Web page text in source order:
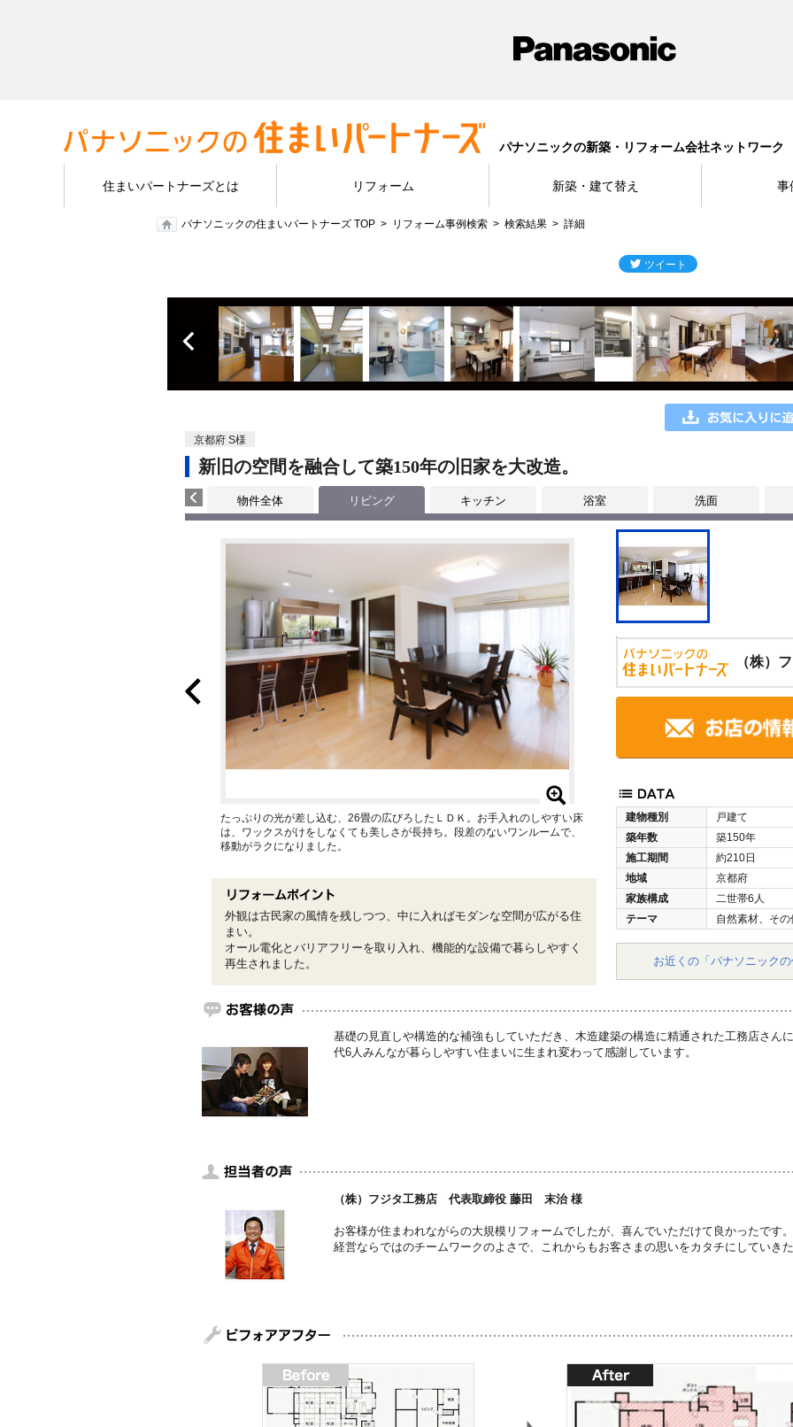
パナソニックの新築・リフォーム会社ネットワーク
住まいパートナーズとは リフォーム 新築・建て替え 事
パナソニックの住まいパートナーズ TOP リフォーム事例検索 検索結果 詳細
京都府 S様
新旧の空間を融合して築150年の旧家を大改造。
物件全体 リビング キッチン 浴室 洗面
（株）
建物種別
戸建て
築年数
築150年
施工期間
約210日
地域
京都府
家族構成
二世帯6人
テーマ
自然素材、その
お近くの「パナソニック
たっぷりの光が差し込む、26畳の広びろしたＬＤＫ。お手入れのしやすい床
は、ワックスがけをしなくても美しさが長持ち。段差のないワンルームで、
移動がラクになりました。
外観は古民家の風情を残しつつ、中に入ればモダンな空間が広がる住
まい。
オール電化とバリアフリーを取り入れ、機能的な設備で暮らしやすく
再生されました。
基礎の見直しや構造的な補強もしていただき、木造建築の構造に精通された工務店さん
代6人みんなが暮らしやすい住まいに生まれ変わって感謝しています。
（株）フジタ工務店 代表取締役 藤田 末治 様
お客様が住まわれながらの大規模リフォームでしたが、喜んでいただけて良かったです
経営ならではのチームワークのよさで、これからもお客さまの思いをカタチにしていき